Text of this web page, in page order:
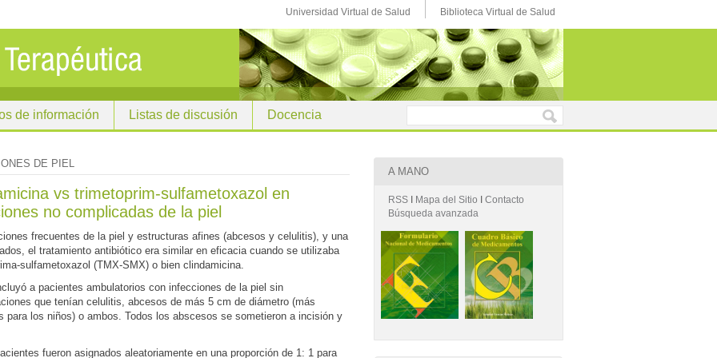
Universidad Virtual de Salud Biblioteca Virtual de Salud
de información Listas de discusión Docencia
DE PIEL
vs trimetoprim-sulfametoxazol en
no complicadas de la piel
frecuentes de la piel y estructuras afines (abcesos y celulitis), y una
el tratamiento antibiótico era similar en eficacia cuando se utilizaba
sulfametoxazol (TMX-SMX) o bien clindamicina.
a pacientes ambulatorios con infecciones de la piel sin
que tenían celulitis, abcesos de más 5 cm de diámetro (más
para los niños) o ambos. Todos los abscesos se sometieron a incisión y
fueron asignados aleatoriamente en una proporción de 1: 1 para
A MANO
RSSΙ Mapa del Sitio
Contacto
Búsqueda avanzada